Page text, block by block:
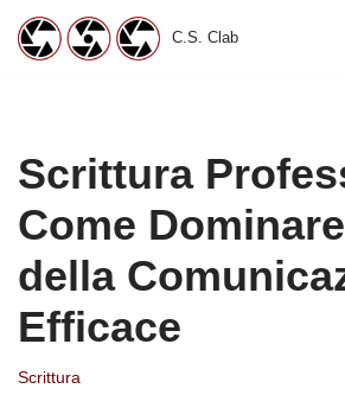
Vai
C.S. Clab
Scrittura
Come
della
Efficace
Scrittura